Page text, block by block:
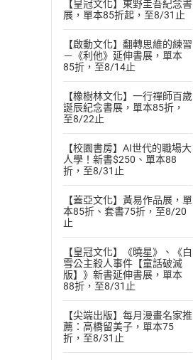
【皇冠文化】東野圭吾紀念書
展，單本85折起，至8/31止
【啟動文化】翻轉思維的練習
－《利他》延伸書展，單本
85折，至8/14止
【橡樹林文化】一行禪師百歲
誕辰紀念書展，單本85折，
至8/22止
【校園書房】AI世代的職場大
人學！新書$250、單本88
折，至8/31止
【蓋亞文化】黃易作品展，單
本85折、套書75折，至8/20
止
【皇冠文化】《曉星》、《白
雪公主殺人事件【童話破滅
版】》新書延伸書展，單本
88折，至8/31止
【尖端出版】每月漫畫名家推
薦：高橋留美子，單本75
折，至8/31止